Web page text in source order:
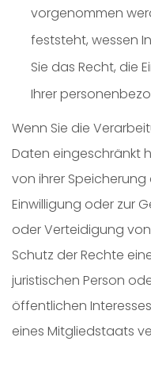
vorgenommen
feststeht, wessen
Sie das Recht, die
Ihrer
Wenn Sie die
Daten eingeschränkt
von ihrer
Einwilligung oder zur
oder Verteidigung
Schutz der Rechte
juristischen Person
öffentlichen
eines Mitgliedstaats